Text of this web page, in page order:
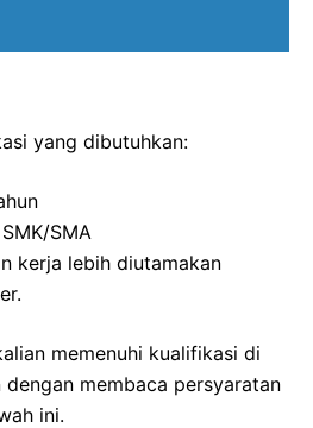
yang dibutuhkan:
SMA
kerja lebih diutamakan
memenuhi kualifikasi di
membaca persyaratan
ini.